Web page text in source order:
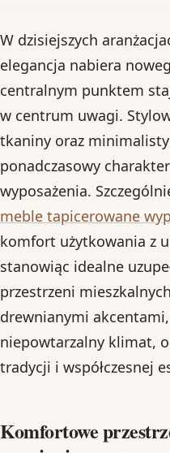
W dzisiejszych
elegancja nabiera
centralnym punktem
w centrum uwagi.
tkaniny oraz
ponadczasowy
wyposażenia.
meble tapicerowane
komfort użytkowania z
stanowiąc idealne
przestrzeni
drewnianymi
niepowtarzalny klimat,
tradycji i współczesnej
Komfortowe